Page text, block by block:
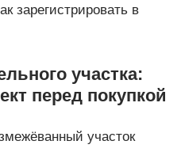
зарегистрировать в
участка:
перед покупкой
участок